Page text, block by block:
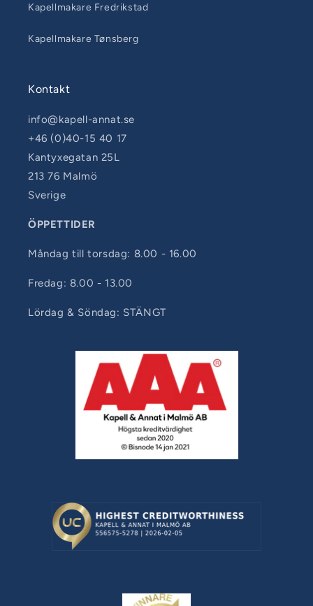
Kapellmakare Fredrikstad
Kapellmakare Tønsberg
Kontakt
info@kapell-annat.se
+46 (0)40-15 40 17
Kantyxegatan 25L
213 76 Malmö
Sverige
ÖPPETTIDER
Måndag till torsdag: 8.00 - 16.00
Fredag: 8.00 - 13.00
Lördag & Söndag: STÄNGT